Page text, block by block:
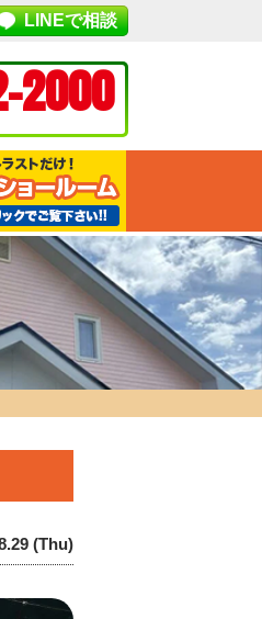
LINEで相談
2000
(Thu)